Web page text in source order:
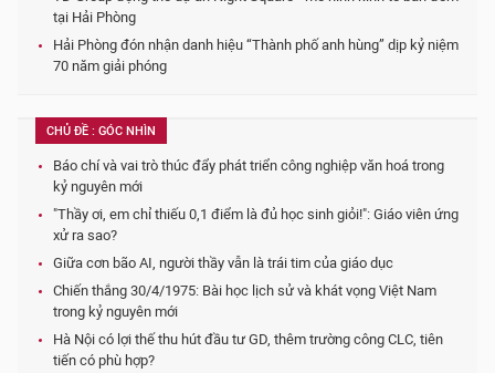
tại Hải Phòng
Hải Phòng đón nhận danh hiệu “Thành phố anh hùng” dịp kỷ niệm
70 năm giải phóng
CHỦ ĐỀ : GÓC NHÌN
Báo chí và vai trò thúc đẩy phát triển công nghiệp văn hoá trong
kỷ nguyên mới
"Thầy ơi, em chỉ thiếu 0,1 điểm là đủ học sinh giỏi!": Giáo viên ứng
xử ra sao?
Giữa cơn bão AI, người thầy vẫn là trái tim của giáo dục
Chiến thắng 30/4/1975: Bài học lịch sử và khát vọng Việt Nam
trong kỷ nguyên mới
Hà Nội có lợi thế thu hút đầu tư GD, thêm trường công CLC, tiên
tiến có phù hợp?